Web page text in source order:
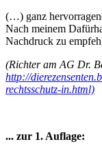
(…) ganz
Nach meinem
Nachdruck zu
(Richter am AG Dr.
http://
rechtsschutz-in.html)
... zur 1. Auflage: